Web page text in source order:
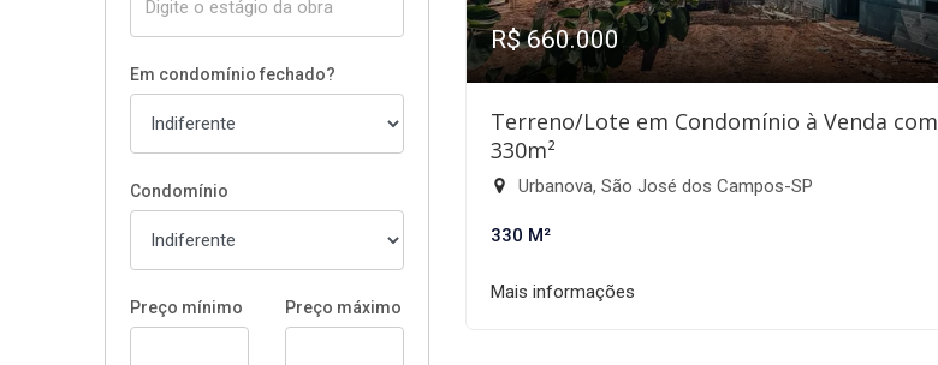
Em condomínio fechado?
Condomínio
Preço mínimo Preço máximo
R$ 660.000
Terreno/Lote em Condomínio à Venda com
330m²
Urbanova, São José dos Campos-SP
330 M²
Mais informações